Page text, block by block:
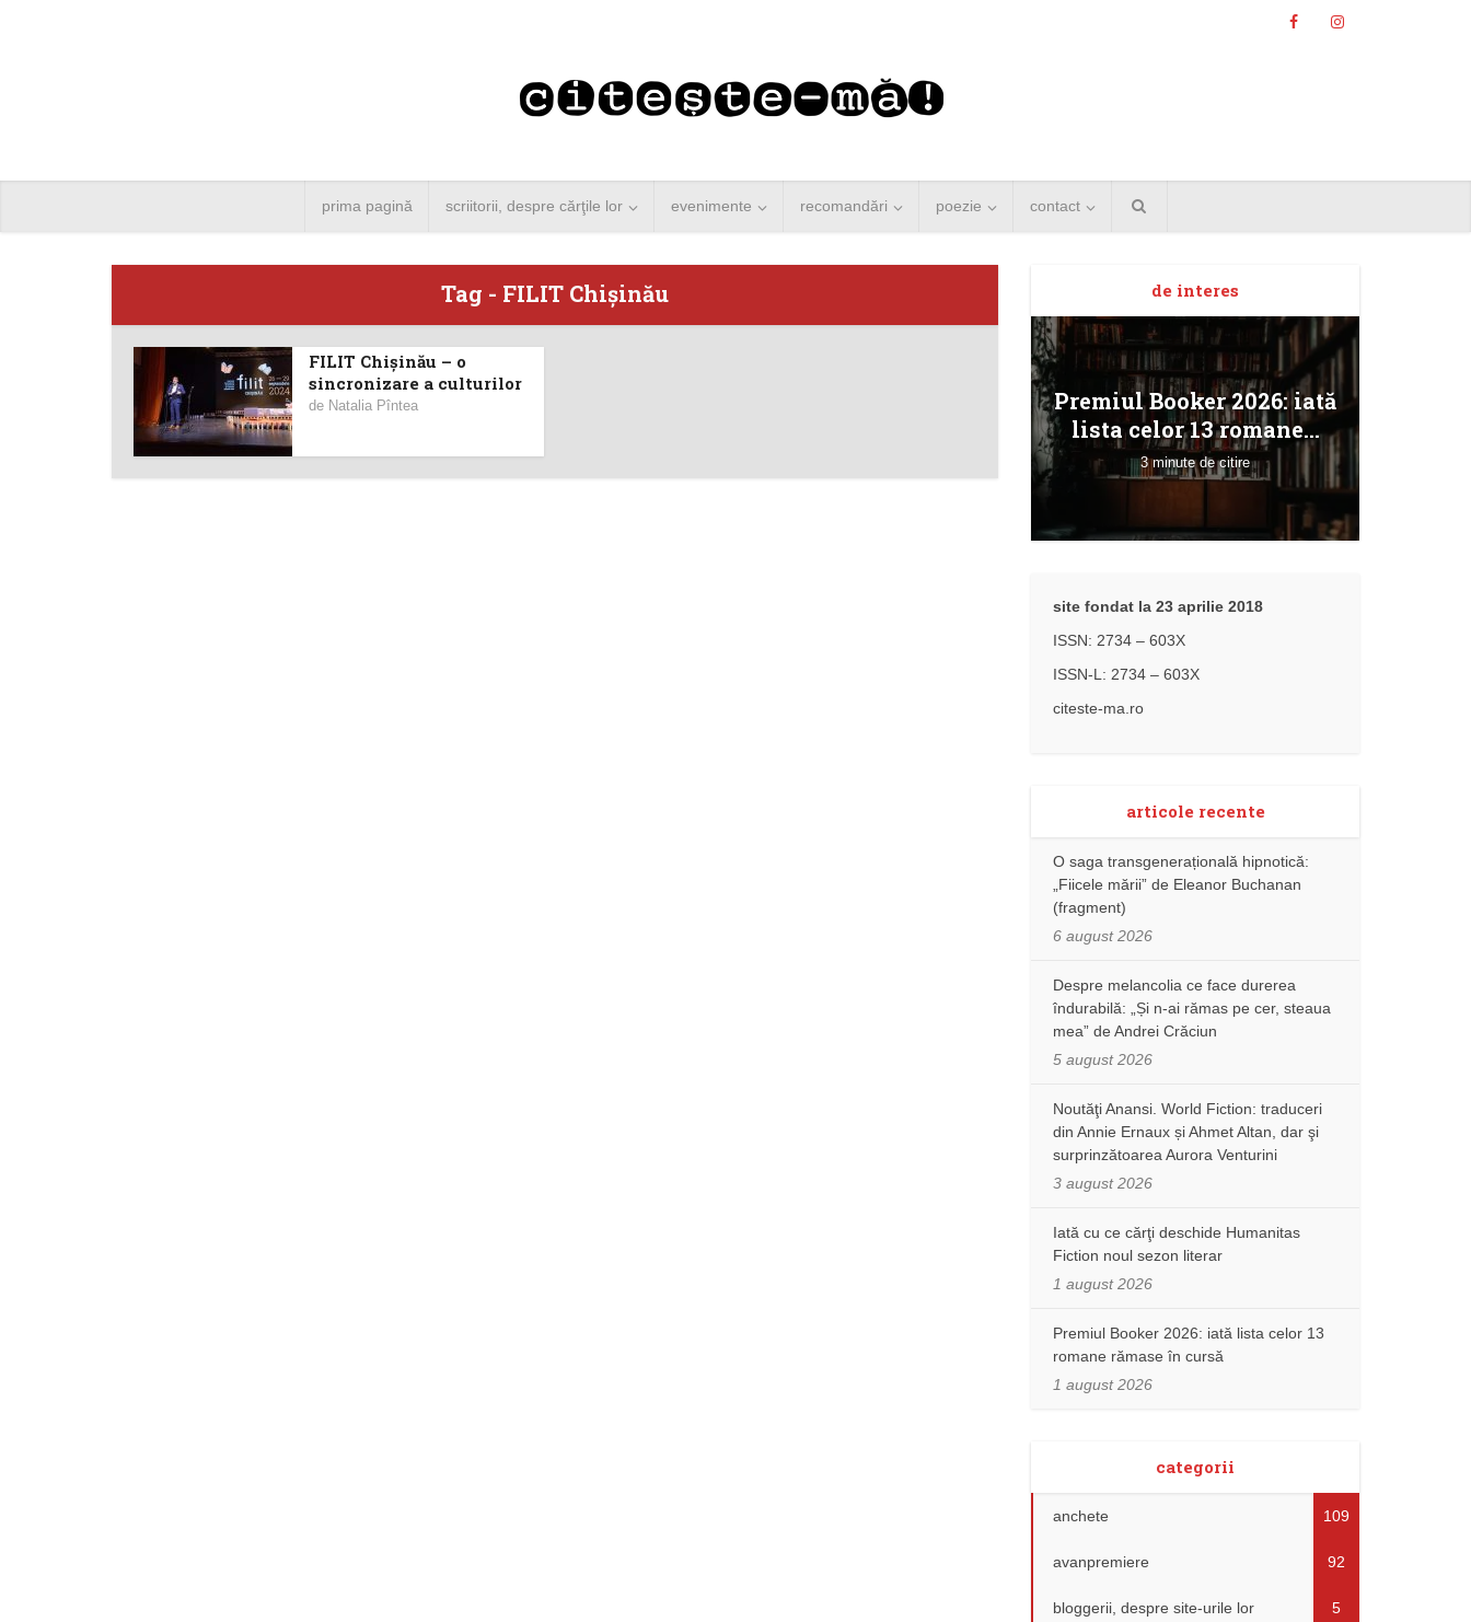
prima pagină scriitorii, despre cărţile lor evenimente recomandări poezie contact
Tag - FILIT Chişinău
FILIT Chișinău – o
sincronizare a culturilor
de Natalia Pîntea
de interes
Angela Merkel vine la
Premiul Booker 2026: iată
lista celor 13 romane...
3 minute de citire
site fondat la 23 aprilie 2018
ISSN: 2734 – 603X
ISSN-L: 2734 – 603X
citeste-ma.ro
articole recente
O saga transgenerațională hipnotică:
„Fiicele mării” de Eleanor Buchanan
(fragment)
6 august 2026
Despre melancolia ce face durerea
îndurabilă: „Și n-ai rămas pe cer, steaua
mea” de Andrei Crăciun
5 august 2026
Noutăţi Anansi. World Fiction: traduceri
din Annie Ernaux și Ahmet Altan, dar şi
surprinzătoarea Aurora Venturini
3 august 2026
Iată cu ce cărţi deschide Humanitas
Fiction noul sezon literar
1 august 2026
Premiul Booker 2026: iată lista celor 13
romane rămase în cursă
1 august 2026
categorii
anchete 109
avanpremiere 92
bloggerii, despre site-urile lor 5